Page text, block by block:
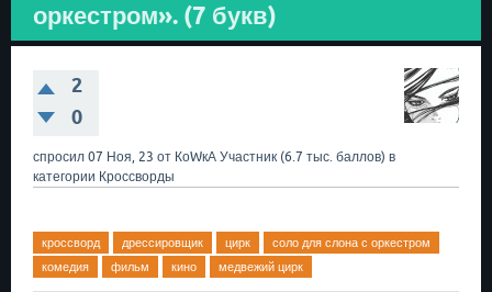
оркестром». (7 букв)
2
0
спросил 07 Ноя, 23 от КоWкА Участник (6.7 тыс. баллов) в
категории Кроссворды
кроссворд дрессировщик цирк
соло для слона с оркестром
комедия
фильм кино медвежий цирк